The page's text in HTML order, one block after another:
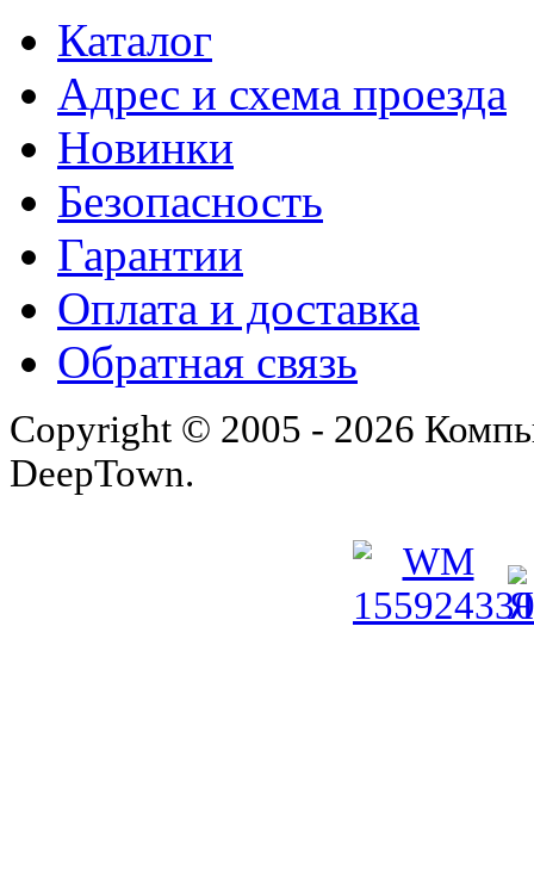
Каталог
Адрес и схема проезда
Новинки
Безопасность
Гарантии
Оплата и доставка
Обратная связь
Copyright © 2005 - 2026
DeepTown.